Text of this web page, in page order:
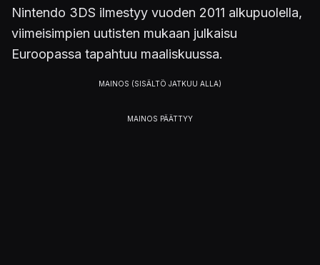
Nintendo 3DS ilmestyy vuoden 2011 alkupuolella,
viimeisimpien uutisten mukaan julkaisu
Euroopassa tapahtuu maaliskuussa.